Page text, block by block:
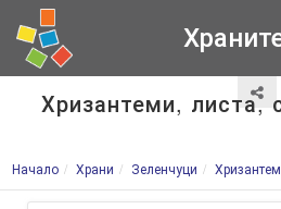
Хризантеми, листа,
Начало Храни Зеленчуци